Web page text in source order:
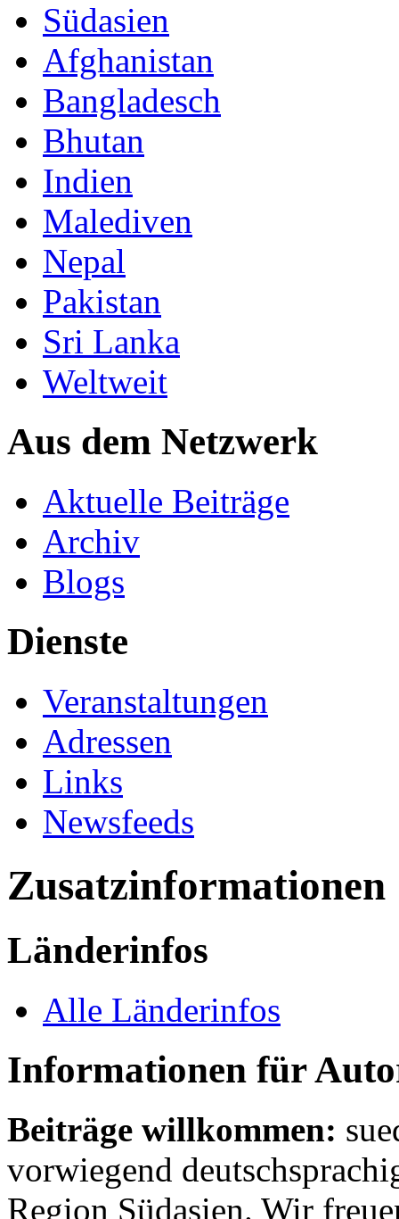
Südasien
Afghanistan
Bangladesch
Bhutan
Indien
Malediven
Nepal
Pakistan
Sri Lanka
Weltweit
Aus dem Netzwerk
Aktuelle Beiträge
Archiv
Blogs
Dienste
Veranstaltungen
Adressen
Links
Newsfeeds
Zusatzinformationen
Länderinfos
Alle Länderinfos
Informationen für
Beiträge willkommen:
vorwiegend
Region Südasien. Wir